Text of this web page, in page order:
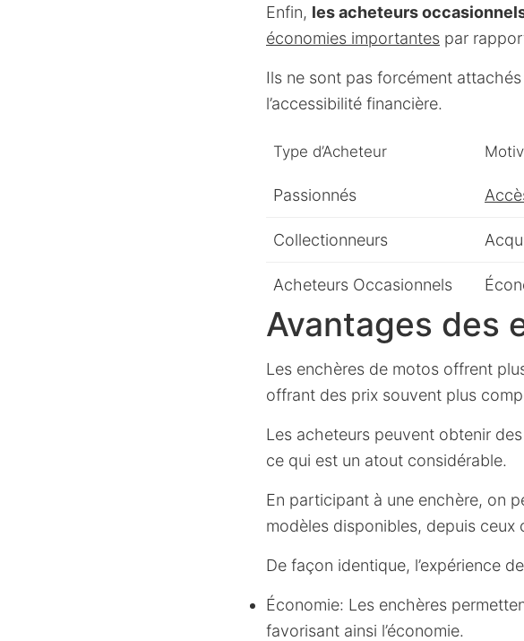
Enfin, les acheteurs
économies importantes par
Ils ne sont pas forcément
l’accessibilité financière.
Type d’Acheteur
Passionnés
Collectionneurs
Acheteurs Occasionnels
Avantages des
Les enchères de motos offrent
offrant des prix souvent plus
Les acheteurs peuvent obtenir
ce qui est un atout considérable.
En participant à une enchère, on
modèles disponibles, depuis ceux
De façon identique, l’expérience
Économie: Les enchères
favorisant ainsi l’économie.